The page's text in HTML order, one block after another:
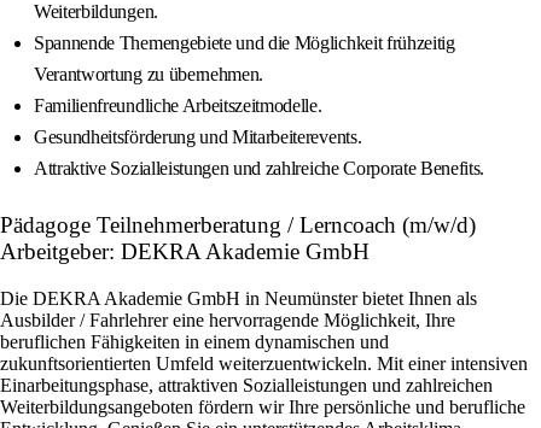
Weiterbildungen.
Spannende Themengebiete und die Möglichkeit frühzeitig
Verantwortung zu übernehmen.
Familienfreundliche Arbeitszeitmodelle.
Gesundheitsförderung und Mitarbeiterevents.
Attraktive Sozialleistungen und zahlreiche Corporate Benefits.
Pädagoge Teilnehmerberatung / Lerncoach (m/w/d)
Arbeitgeber: DEKRA Akademie GmbH
Die DEKRA Akademie GmbH in Neumünster bietet Ihnen als
Ausbilder / Fahrlehrer eine hervorragende Möglichkeit, Ihre
beruflichen Fähigkeiten in einem dynamischen und
zukunftsorientierten Umfeld weiterzuentwickeln. Mit einer intensiven
Einarbeitungsphase, attraktiven Sozialleistungen und zahlreichen
Weiterbildungsangeboten fördern wir Ihre persönliche und berufliche